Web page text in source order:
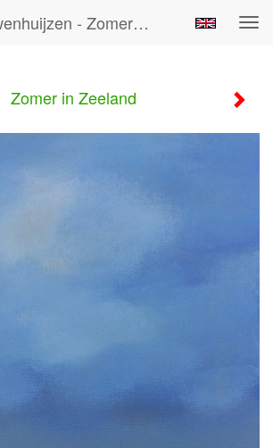
Nelly Van Nieuwenhuijzen - Zomer In Zeeland
Zomer in Zeeland